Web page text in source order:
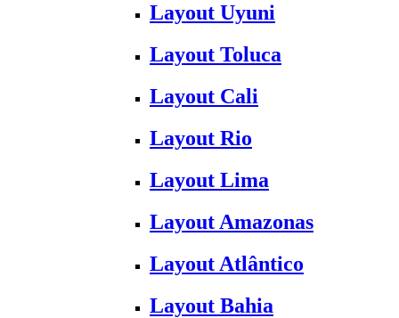
Layout Uyuni
Layout Toluca
Layout Cali
Layout Rio
Layout Lima
Layout Amazonas
Layout Atlântico
Layout Bahia